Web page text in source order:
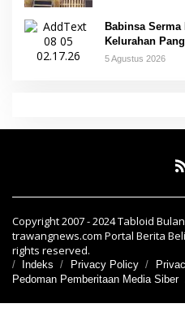
Babinsa
Kelurahan
5 Agustus 2026
Copyright 2007 - 2024 Tabloid
trawangnews.com Portal Berita
rights reserved.
Indeks Privacy Policy
Pedoman Pemberitaan Media Siber